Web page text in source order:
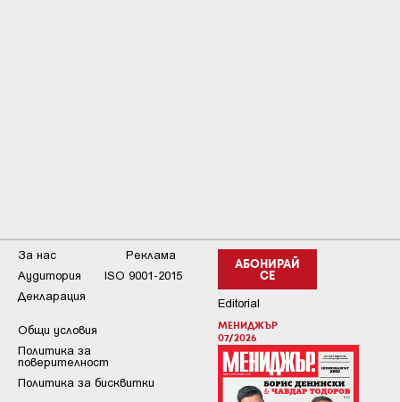
АБОНИРАЙ
СЕ
Editorial
МЕНИДЖЪР
07/2026
За нас
Реклама
Аудитория
ISO 9001-2015
Декларация
Общи условия
Пoлитикa зa
пoвepитeлнocт
Политика за бисквитки